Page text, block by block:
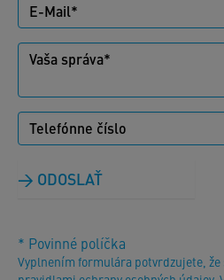
ODOSLAŤ
* Povinné políčka
Vyplnením formulára potvrdzujete,